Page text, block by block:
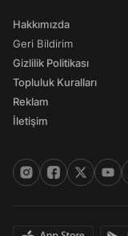
Hakkımızda
Geri Bildirim
Gizlilik Politikası
Topluluk Kuralları
Reklam
İletişim